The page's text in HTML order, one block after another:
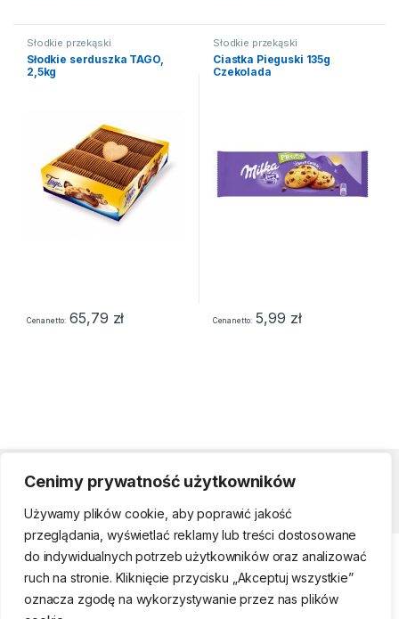
Cenimy prywatność użytkowników
Używamy plików cookie, aby poprawić jakość
przeglądania, wyświetlać reklamy lub treści dostosowane
do indywidualnych potrzeb użytkowników oraz analizować
ruch na stronie. Kliknięcie przycisku „Akceptuj wszystkie”
oznacza zgodę na wykorzystywanie przez nas plików
Słodkie przekąski
Słodkie serduszka TAGO,
2,5kg
Cena netto 65,79 zł
Słodkie przekąski
Ciastka Pieguski 135g
Czekolada
Cena netto 5,99 zł
Strefa klienta